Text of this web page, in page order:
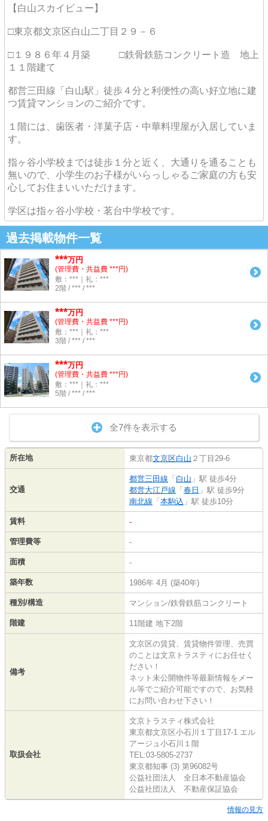
【白山スカイビュー】
□東京都文京区白山二丁目２９－６
□１９８６年４月築 □鉄骨鉄筋コンクリート造 地上
１１階建て
都営三田線「白山駅」徒歩４分と利便性の高い好立地に建
つ賃貸マンションのご紹介です。
１階には、歯医者・洋菓子店・中華料理屋が入居していま
す。
指ヶ谷小学校までは徒歩１分と近く、大通りを通ることも
無いので、小学生のお子様がいらっしゃるご家庭の方も安
心してお住まいいただけます。
学区は指ヶ谷小学校・茗台中学校です。
過去掲載物件一覧
***万円
(管理費・共益費 ***円)
敷：***｜礼：***
2階 / *** / ***
***万円
(管理費・共益費 ***円)
敷：***｜礼：***
3階 / *** / ***
***万円
(管理費・共益費 ***円)
敷：***｜礼：***
5階 / *** / ***
全7件を表示する
所在地 東京都文京区白山 ２丁目29-6
交通
都営三田線 「 白山 」駅 徒歩4分
都営大江戸線 「 春日 」駅 徒歩9分
南北線 「 本駒込 」駅 徒歩10分
賃料 -
管理費等 -
面積 -
築年数 1986年 4月 (築40年)
種別/構造 マンション/鉄骨鉄筋コンクリート
階建 11階建 地下2階
備考
文京区の賃貸、賃貸物件管理、売買
のことは文京トラスティにお任せく
ださい！
ネット未公開物件等最新情報をメー
ル等でご紹介可能ですので、お気軽
にお問い合わせ下さい！
取扱会社
文京トラスティ株式会社
東京都文京区小石川１丁目17-1 エル
アージュ小石川１階
TEL:03-5805-2737
東京都知事 (3) 第96082号
公益社団法人 全日本不動産協会
公益社団法人 不動産保証協会
情報の見方